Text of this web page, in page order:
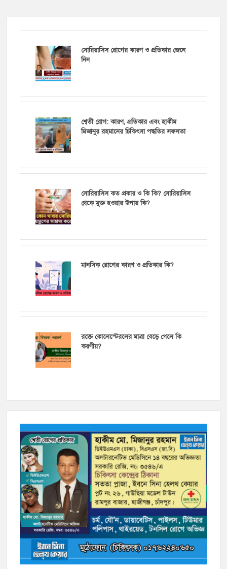
সোরিয়াসিস রোগের কারণ ও প্রতিকার জেনে
নিন
শ্বেতী রোগ: কারণ, প্রতিকার এবং হাকীম
মিজানুর রহমানের চিকিৎসা পদ্ধতির সফলতা
সোরিয়াসিস কত প্রকার ও কি কি? সোরিয়াসিস
থেকে মুক্ত হওয়ার উপায় কি?
মানসিক রোগের কারণ ও প্রতিকার কি?
রক্তে কোলেস্টেরলের মাত্রা বেড়ে গেলে কি
করণীয়?